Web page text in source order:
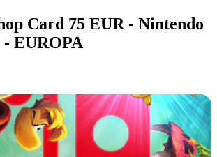
Card 75 EUR - Nintendo
EUROPA